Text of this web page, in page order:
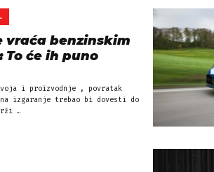
vraća benzinskim
To će ih puno
i proizvodnje , povratak
na izgaranje trebao bi dovesti do
…